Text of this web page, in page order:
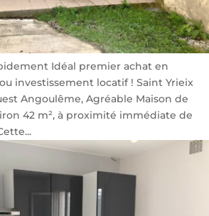
Idéal premier achat en
investissement locatif ! Saint Yrieix
Angoulême, Agréable Maison de
42 m², à proximité immédiate de